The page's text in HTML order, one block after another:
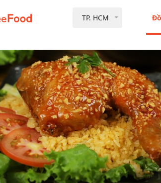
TP. HCM